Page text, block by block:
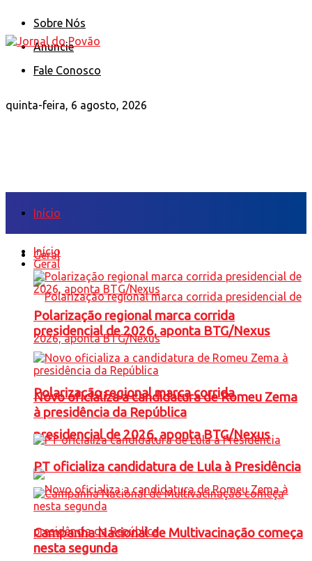
Sobre Nós
Anuncie
Fale Conosco
quinta-feira, 6 agosto, 2026
Início
Geral
Polarização regional marca corrida
presidencial de 2026, aponta BTG/Nexus
Início
Geral
Polarização regional marca corrida
presidencial de 2026, aponta BTG/Nexus
Novo oficializa a candidatura de Romeu Zema
à presidência da República
PT oficializa candidatura de Lula à Presidência
Campanha Nacional de Multivacinação começa
nesta segunda